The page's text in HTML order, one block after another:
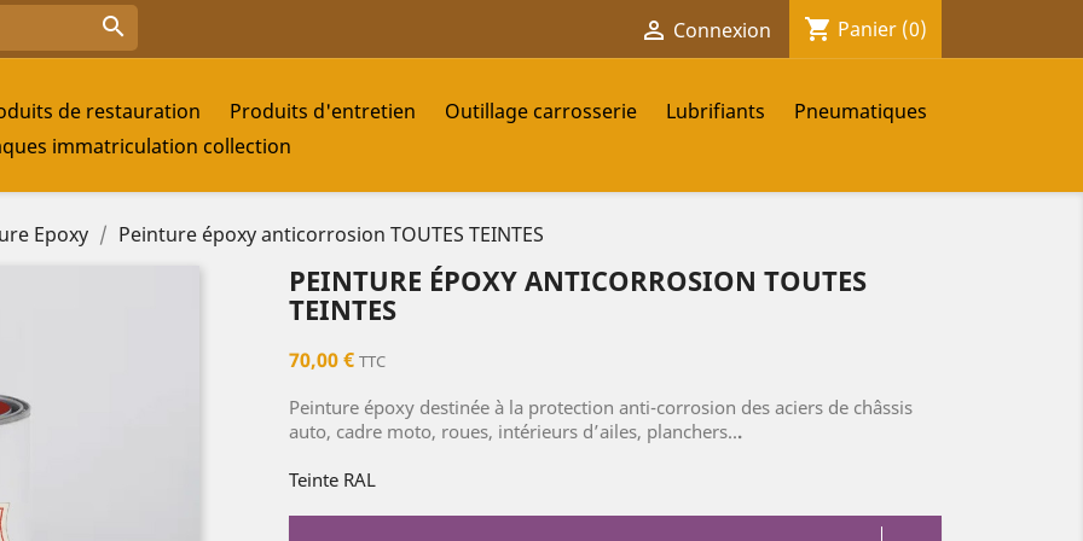
  Connexion shopping_cart Panier (0)
de restauration Produits d'entretien Outillage carrosserie Lubrifiants
Pneumatiques
immatriculation collection
Epoxy Peinture époxy anticorrosion TOUTES TEINTES
PEINTURE ÉPOXY ANTICORROSION TOUTES
TEINTES
70,00 € TTC
Peinture époxy destinée à la protection anti-corrosion des aciers de châssis
auto, cadre moto, roues, intérieurs d’ailes, planchers...
Teinte RAL